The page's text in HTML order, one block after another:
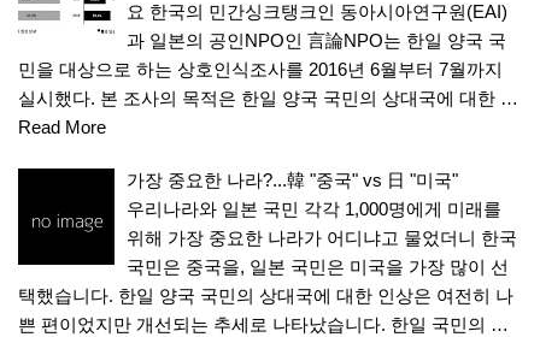
요 한국의 민간싱크탱크인 동아시아연구원(EAI)
과 일본의 공인NPO인 言論NPO는 한일 양국 국
민을 대상으로 하는 상호인식조사를 2016년 6월부터 7월까지
실시했다. 본 조사의 목적은 한일 양국 국민의 상대국에 대한 …
Read More
가장 중요한 나라?...韓 "중국" vs 日 "미국"
우리나라와 일본 국민 각각 1,000명에게 미래를
위해 가장 중요한 나라가 어디냐고 물었더니 한국
국민은 중국을, 일본 국민은 미국을 가장 많이 선
택했습니다. 한일 양국 국민의 상대국에 대한 인상은 여전히 나
쁜 편이었지만 개선되는 추세로 나타났습니다. 한일 국민의 …